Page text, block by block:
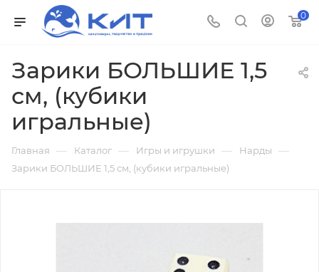
0
Зарики БОЛЬШИЕ 1,5
см, (кубики
игральные)
Главная — Каталог — Игры и игрушки — Нарды —
Зарики БОЛЬШИЕ 1,5 см, (кубики игральные)